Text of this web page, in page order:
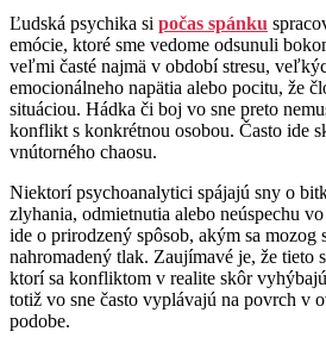
Ľudská psychika si počas spánku
emócie, ktoré sme vedome odsunuli
veľmi časté najmä v období stresu,
emocionálneho napätia alebo pocitu, že
situáciou. Hádka či boj vo sne preto
konflikt s konkrétnou osobou. Často ide
vnútorného chaosu.
Niektorí psychoanalytici spájajú sny o
zlyhania, odmietnutia alebo neúspechu
ide o prirodzený spôsob, akým sa mozog
nahromadený tlak. Zaujímavé je, že tieto
ktorí sa konfliktom v realite skôr
totiž vo sne často vyplávajú na povrch v
podobe.